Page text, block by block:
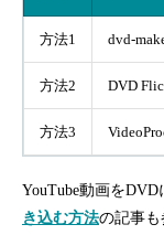
方法1 dvd-
方法2 DVD
方法3
YouTube動画を
き込む方法の記事も